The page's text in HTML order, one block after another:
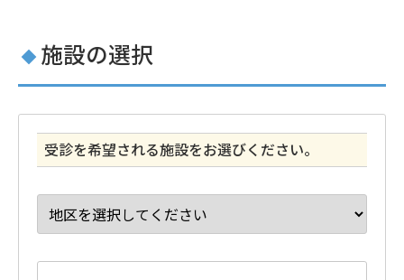
施設の選択
受診を希望される施設をお選びください。